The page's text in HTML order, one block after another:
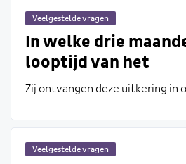
Veelgestelde vragen
In welke drie
looptijd van het
categorieën
Zij ontvangen deze uitkering in
Veelgestelde vragen